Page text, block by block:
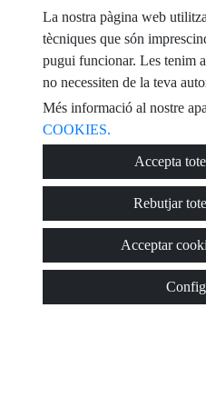
He llegit i accepto les condicions
missatge
La nostra pàgina web
tècniques que són
pugui funcionar. Les tenim
no necessiten de la teva
Més informació al nostre
COOKIES.
Accepta
Rebutjar
Acceptar